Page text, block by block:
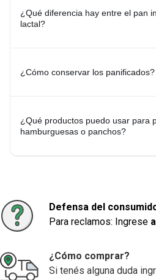
Harinas, Desayuno y Merienda,
integral para acompañar distintas
Integral y Salvado-Lacteados-Pan
Panchos- Pan Rallado y Rebozador
¿Qué diferencia hay entre el pan
lactal?
¿Cómo conservar los panificados?
¿Qué productos puedo usar para
hamburguesas o panchos?
Defensa del
Para reclamos: Ingrese
¿Cómo comprar?
Si tenés alguna duda